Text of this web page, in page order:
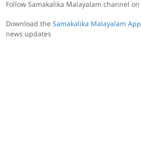
Follow Samakalika Malayalam channel on
Download the Samakalika Malayalam App
news updates